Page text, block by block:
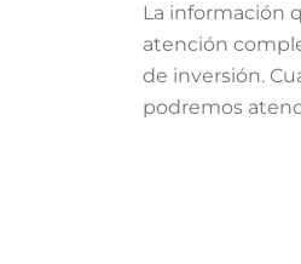
La información
atención
de inversión.
podremos